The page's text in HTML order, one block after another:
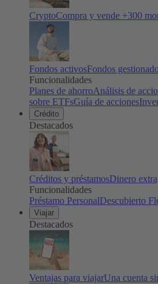
CryptoCompra y vende +300
Fondos activosFondos
Funcionalidades
Planes de ahorroAnálisis de
sobre ETFsGuía de acciones
Crédito
Destacados
Créditos y préstamosDinero
Funcionalidades
Préstamo PersonalDescubierto
Viajar
Destacados
Ventajas para viajarUna cuenta